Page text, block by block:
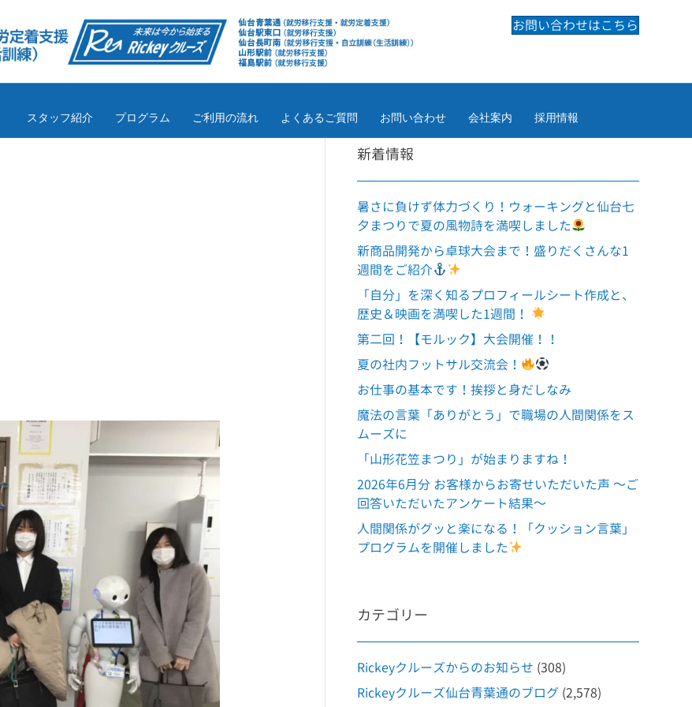
スタッフ紹介 プログラム ご利用の流れ よくあるご質問 お問い合わせ 会社案内 採用情報
お問い合わせはこちら
新着情報
暑さに負けず体力づくり！ウォーキングと仙台七
夕まつりで夏の風物詩を満喫しました
新商品開発から卓球大会まで！盛りだくさんな1
週間をご紹介
「自分」を深く知るプロフィールシート作成と、
歴史＆映画を満喫した1週間！
第二回！【モルック】大会開催！！
夏の社内フットサル交流会！
お仕事の基本です！挨拶と身だしなみ
魔法の言葉「ありがとう」で職場の人間関係をス
ムーズに
「山形花笠まつり」が始まりますね！
2026年6月分 お客様からお寄せいただいた声 ～ご
回答いただいたアンケート結果～
人間関係がグッと楽になる！「クッション言葉」
プログラムを開催しました
カテゴリー
Rickeyクルーズからのお知らせ (308)
Rickeyクルーズ仙台青葉通のブログ (2,578)